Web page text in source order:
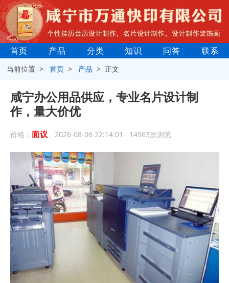
首页 产品 分类 知识 问答 联系
当前位置 >首页 > 产品 > 正文
咸宁办公用品供应，专业名片设计制
作，量大价优
价格： 面议 2026-08-06 22:14:01 14963次浏览